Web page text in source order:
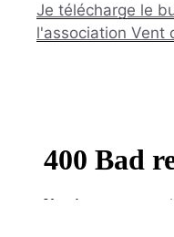
Je télécharge le
l'association Vent